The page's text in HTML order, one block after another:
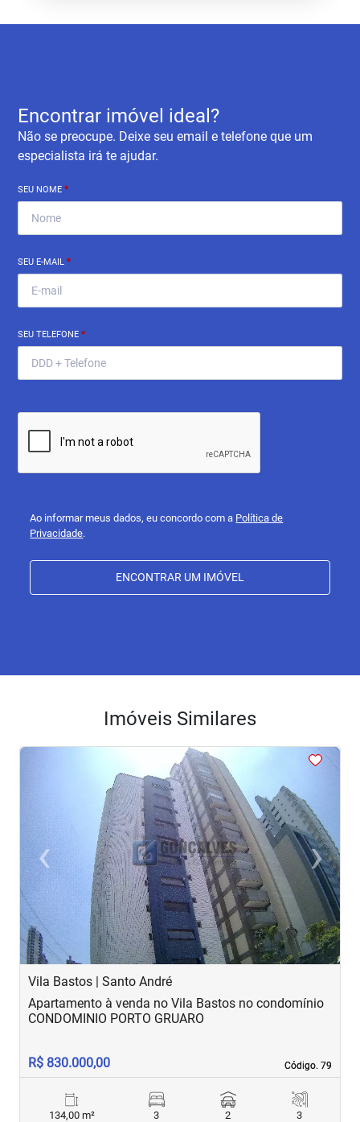
Encontrar imóvel ideal?
Não se preocupe. Deixe seu email e telefone que um
especialista irá te ajudar.
SEU NOME*
SEU E-MAIL*
SEU TELEFONE*
Ao informar meus dados, eu concordo com a Política de
Privacidade.
ENCONTRAR UM IMÓVEL
Imóveis Similares
<
‹Previous ›Next
Vila Bastos | Santo André
Código. 79
Código. 79
Apartamento à venda no Vila Bastos no condomínio
CONDOMINIO PORTO GRUARO
R$ 830.000,00
134,00 m²
3
2
3